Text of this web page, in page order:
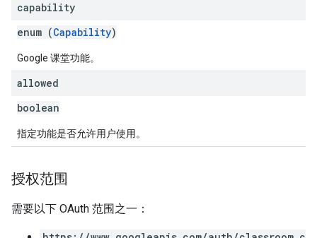
capability
enum (Capability)
Google 课堂功能。
allowed
boolean
指定功能是否允许用户使用。
授权范围
需要以下 OAuth 范围之一：